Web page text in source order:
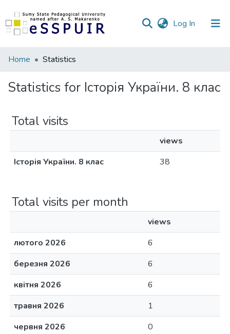
Log In (current)
Communities
Collections
Home Statistics
Statistics for Історія України. 8 клас
Total visits
views
Історія України. 8 клас
38
Total visits per month
views
лютого 2026
6
березня 2026
6
квітня 2026
6
травня 2026
1
червня 2026
0